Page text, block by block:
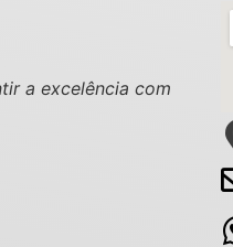
a excelência com